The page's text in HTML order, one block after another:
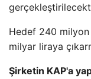
Hedef 240
milyar liraya
Şirketin KAP'a